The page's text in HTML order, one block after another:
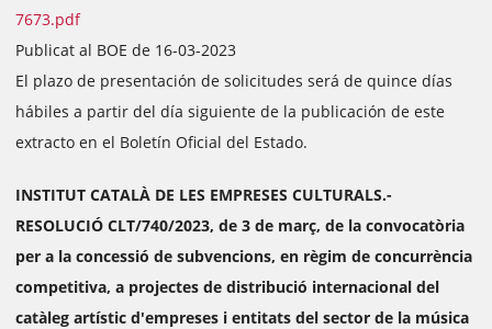
7673.pdf
Publicat al BOE de 16-03-2023
El plazo de presentación de solicitudes será de quince días
hábiles a partir del día siguiente de la publicación de este
extracto en el Boletín Oficial del Estado.
INSTITUT CATALÀ DE LES EMPRESES CULTURALS.-
RESOLUCIÓ CLT/740/2023, de 3 de març, de la convocatòria
per a la concessió de subvencions, en règim de concurrència
competitiva, a projectes de distribució internacional del
catàleg artístic d'empreses i entitats del sector de la música